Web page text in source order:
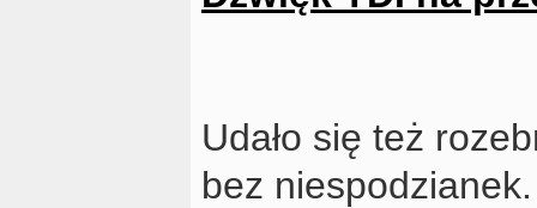
Udało się też
bez